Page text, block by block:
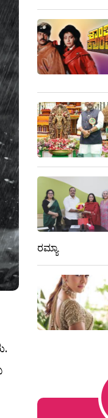
ರಮ್ಯಾ